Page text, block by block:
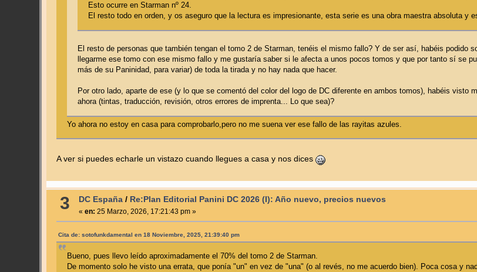
Esto ocurre en Starman nº 24.
El resto todo en orden, y os aseguro que la lectura es impresionante, esta serie es una obra maestra absoluta y
El resto de personas que también tengan el tomo 2 de Starman, tenéis el mismo fallo? Y de ser así, habéis podido
llegarme ese tomo con ese mismo fallo y me gustaría saber si le afecta a unos pocos tomos y que por tanto sí se
más de su Paninidad, para variar) de toda la tirada y no hay nada que hacer.
Por otro lado, aparte de ese (y lo que se comentó del color del logo de DC diferente en ambos tomos), habéis visto
ahora (tintas, traducción, revisión, otros errores de imprenta... Lo que sea)?
Yo ahora no estoy en casa para comprobarlo,pero no me suena ver ese fallo de las rayitas azules.
A ver si puedes echarle un vistazo cuando llegues a casa y nos dices
3 DC España/ Re:Plan Editorial Panini DC 2026 (I): Año nuevo, precios nuevos
« en: 25 Marzo, 2026, 17:21:43 pm »
Cita de: sotofunkdamental en 18 Noviembre, 2025, 21:39:40 pm
Bueno, pues llevo leído aproximadamente el 70% del tomo 2 de Starman.
De momento solo he visto una errata, que ponía "un" en vez de "una" (o al revés, no me acuerdo bien). Poca cosa y